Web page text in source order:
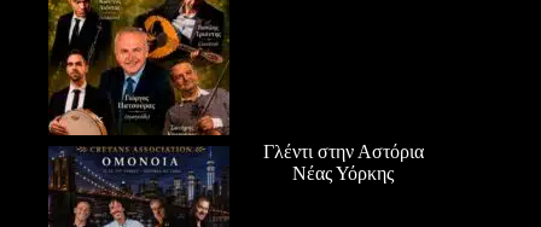
Γλέντι στην Αστόρια
Νέας Υόρκης